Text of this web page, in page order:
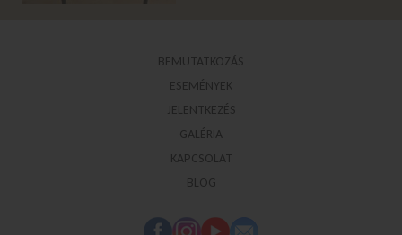
BEMUTATKOZÁS
ESEMÉNYEK
JELENTKEZÉS
GALÉRIA
KAPCSOLAT
BLOG